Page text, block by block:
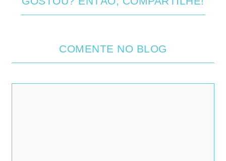
COMENTE NO BLOG